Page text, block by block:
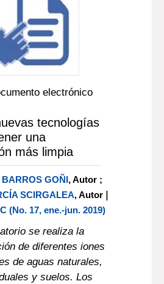
electrónico
tecnologías
una
más limpia
GOÑI, Autor ;
SCIRGALEA, Autor |
(No. 17, ene.-jun. 2019)
se realiza la
de diferentes iones
de aguas naturales,
y suelos. Los